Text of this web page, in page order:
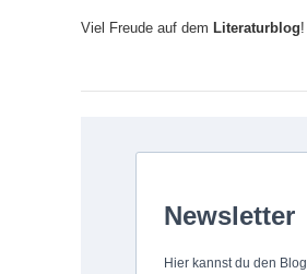
Viel Freude auf dem Literaturblog!
Newsletter
Hier kannst du den Blog